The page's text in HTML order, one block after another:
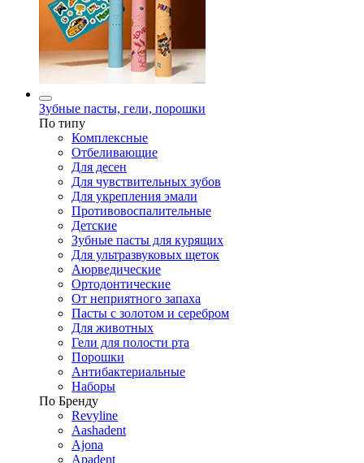
Зубные пасты, гели, порошки
По типу
Комплексные
Отбеливающие
Для десен
Для чувствительных зубов
Для укрепления эмали
Противовоспалительные
Детские
Зубные пасты для курящих
Для ультразвуковых щеток
Аюрведические
Ортодонтические
От неприятного запаха
Пасты с золотом и серебром
Для животных
Гели для полости рта
Порошки
Антибактериальные
Наборы
По Бренду
Revyline
Aashadent
Ajona
Apadent